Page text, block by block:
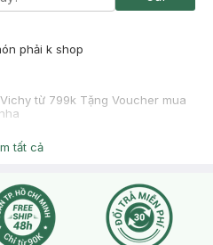
phải k shop
từ 799k Tặng Voucher mua
tất cả